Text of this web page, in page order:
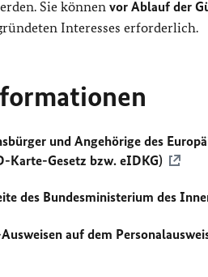
Sie können vor Ablauf der
Interesses erforderlich.
und Angehörige des
Karte-Gesetz bzw. eIDKG)
des Bundesministerium des
auf dem